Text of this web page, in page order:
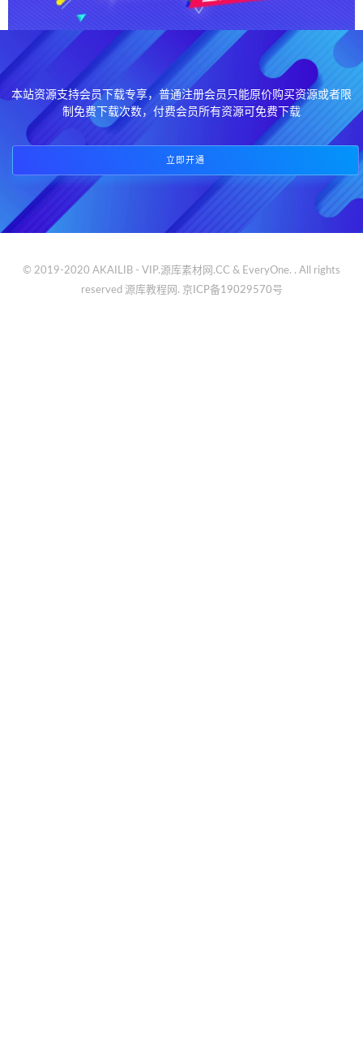
本站资源支持会员下载专享，普通注册会员只能原价购买资源或者限
制免费下载次数，付费会员所有资源可免费下载
立即开通
© 2019-2020 AKAILIB - VIP.源库素材网.CC & EveryOne. . All rights
reserved 源库教程网. 京ICP备19029570号